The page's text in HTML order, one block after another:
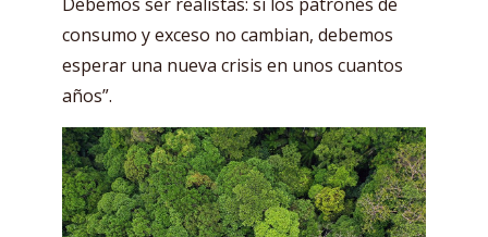
consumo y exceso no cambian, debemos
esperar una nueva crisis en unos cuantos
años”.